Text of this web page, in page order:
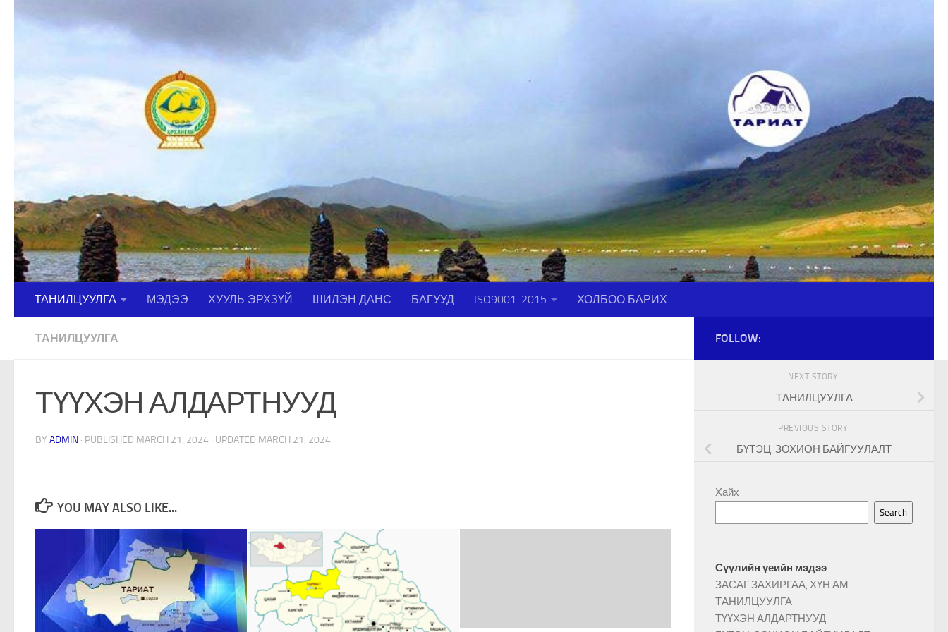
Skip to content
ТАНИЛЦУУЛГА МЭДЭЭ ХУУЛЬ ЭРХЗҮЙ ШИЛЭН ДАНС БАГУУД ISO9001-2015 ХОЛБОО БАРИХ
ТАНИЛЦУУЛГА
ТҮҮХЭН АЛДАРТНУУД
BY ADMIN · PUBLISHED MARCH 21, 2024 · UPDATED MARCH 21, 2024
YOU MAY ALSO LIKE...
FOLLOW:
NEXT STORY
ТАНИЛЦУУЛГА
PREVIOUS STORY
БҮТЭЦ, ЗОХИОН БАЙГУУЛАЛТ
Хайх
Search
Сүүлийн үеийн мэдээ
ЗАСАГ ЗАХИРГАА, ХҮН АМ
ТАНИЛЦУУЛГА
ТҮҮХЭН АЛДАРТНУУД